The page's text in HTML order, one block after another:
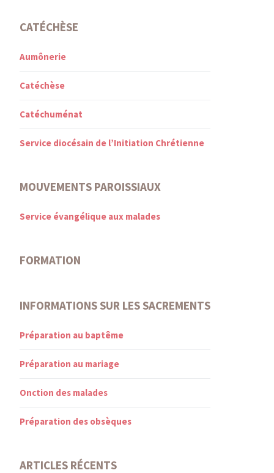
CATÉCHÈSE
Aumônerie
Catéchèse
Catéchuménat
Service diocésain de l’Initiation Chrétienne
MOUVEMENTS PAROISSIAUX
Service évangélique aux malades
FORMATION
INFORMATIONS SUR LES SACREMENTS
Préparation au baptême
Préparation au mariage
Onction des malades
Préparation des obsèques
ARTICLES RÉCENTS